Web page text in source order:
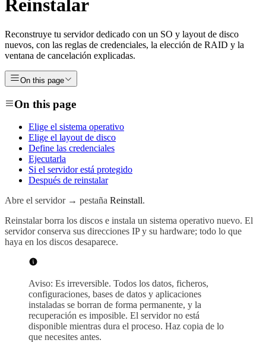
Reinstalar
Reconstruye tu servidor dedicado con un SO y layout de disco
nuevos, con las reglas de credenciales, la elección de RAID y la
ventana de cancelación explicadas.
On this page
On this page
Elige el sistema operativo
Elige el layout de disco
Define las credenciales
Ejecutarla
Si el servidor está protegido
Después de reinstalar
Abre el servidor → pestaña Reinstall.
Reinstalar borra los discos e instala un sistema operativo nuevo. El
servidor conserva sus direcciones IP y su hardware; todo lo que
haya en los discos desaparece.
Aviso: Es irreversible. Todos los datos, ficheros,
configuraciones, bases de datos y aplicaciones
instaladas se borran de forma permanente, y la
recuperación es imposible. El servidor no está
disponible mientras dura el proceso. Haz copia de lo
que necesites antes.